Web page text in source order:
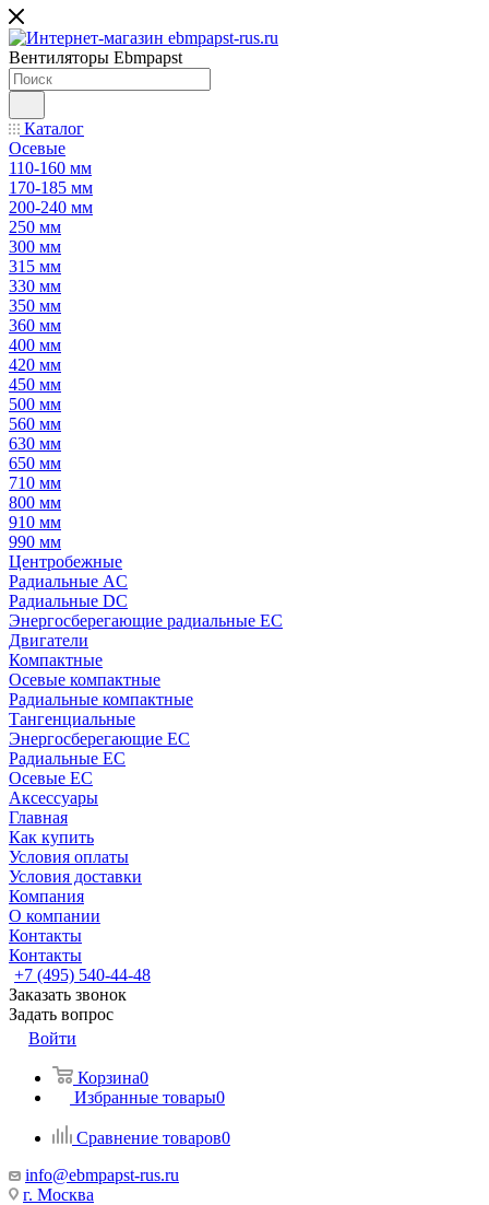
Вентиляторы Ebmpapst
Каталог
Осевые
110-160 мм
170-185 мм
200-240 мм
250 мм
300 мм
315 мм
330 мм
350 мм
360 мм
400 мм
420 мм
450 мм
500 мм
560 мм
630 мм
650 мм
710 мм
800 мм
910 мм
990 мм
Центробежные
Радиальные AC
Радиальные DC
Энергосберегающие радиальные EC
Двигатели
Компактные
Осевые компактные
Радиальные компактные
Тангенциальные
Энергосберегающие EC
Радиальные EC
Осевые EC
Аксессуары
Главная
Как купить
Условия оплаты
Условия доставки
Компания
О компании
Контакты
Контакты
+7 (495) 540-44-48
Заказать звонок
Задать вопрос
Войти
Корзина0
Избранные товары0
Сравнение товаров0
info@ebmpapst-rus.ru
г. Москва